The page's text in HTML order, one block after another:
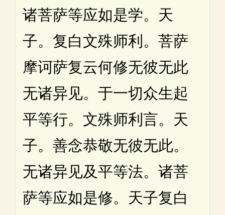
诸菩萨等应如是学。天
子。复白文殊师利。菩萨
摩诃萨复云何修无彼无此
无诸异见。于一切众生起
平等行。文殊师利言。天
子。善念恭敬无彼无此。
无诸异见及平等法。诸菩
萨等应如是修。天子复白